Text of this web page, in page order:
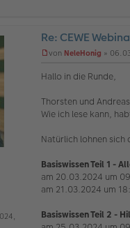
Re: CEWE
g
l
e
n
r
B
e
r
von NeleHonig »
Hallo in die Runde,
Thorsten und
Wie ich lese kann,
Natürlich lohnen sich
Basiswissen Teil 1 -
am 20.03.2024 um
am 21.03.2024 um
Basiswissen Teil 2 -